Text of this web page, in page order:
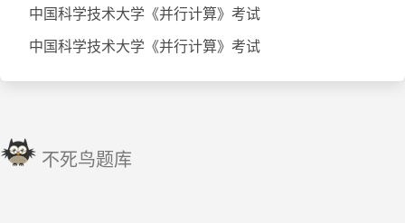
中国科学技术大学《并行计算》考试
中国科学技术大学《并行计算》考试
不死鸟题库